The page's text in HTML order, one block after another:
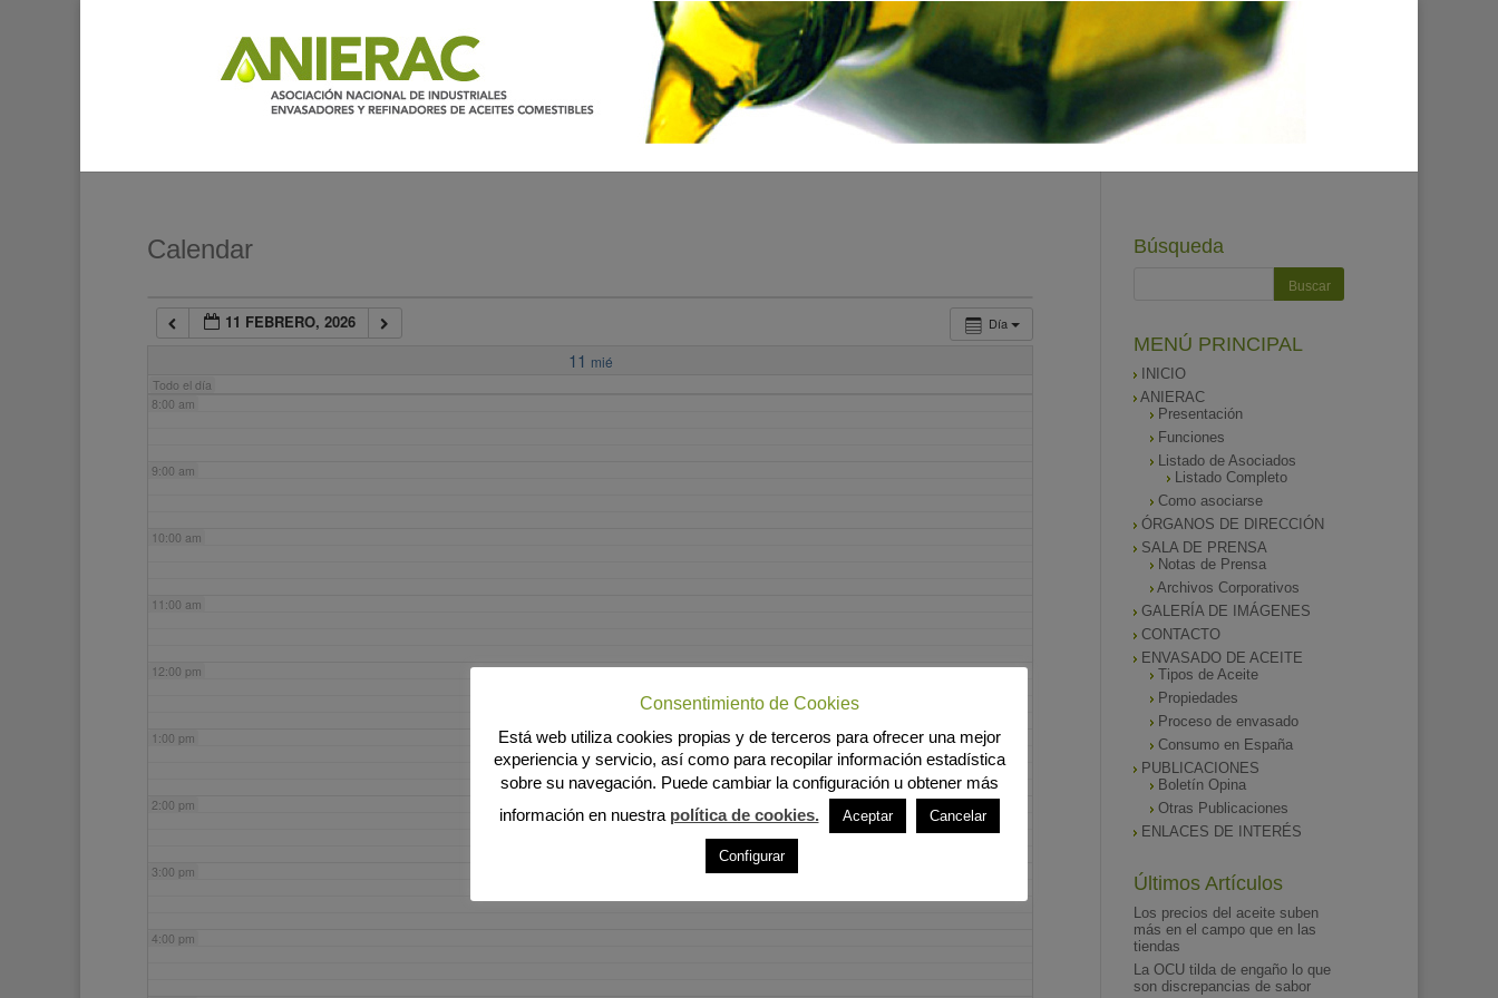
Calendar
Día
11 FEBRERO, 2026
11 mié
Todo el día
7:00 am
8:00 am
9:00 am
10:00 am
11:00 am
12:00 pm
1:00 pm
2:00 pm
3:00 pm
4:00 pm
Búsqueda
MENÚ PRINCIPAL
INICIO
ANIERAC
Presentación
Funciones
Listado de Asociados
Listado Completo
Como asociarse
ÓRGANOS DE DIRECCIÓN
SALA DE PRENSA
Notas de Prensa
Archivos Corporativos
GALERÍA DE IMÁGENES
CONTACTO
ENVASADO DE ACEITE
Tipos de Aceite
Propiedades
Proceso de envasado
Consumo en España
PUBLICACIONES
Boletín Opina
Otras Publicaciones
ENLACES DE INTERÉS
Últimos Artículos
Los precios del aceite suben
más en el campo que en las
tiendas
La OCU tilda de engaño lo que
son discrepancias de sabor
Consentimiento de Cookies
Está web utiliza cookies propias y de terceros para ofrecer una mejor
experiencia y servicio, así como para recopilar información estadística
sobre su navegación. Puede cambiar la configuración u obtener más
información en nuestra política de cookies. Aceptar Cancelar
Configurar